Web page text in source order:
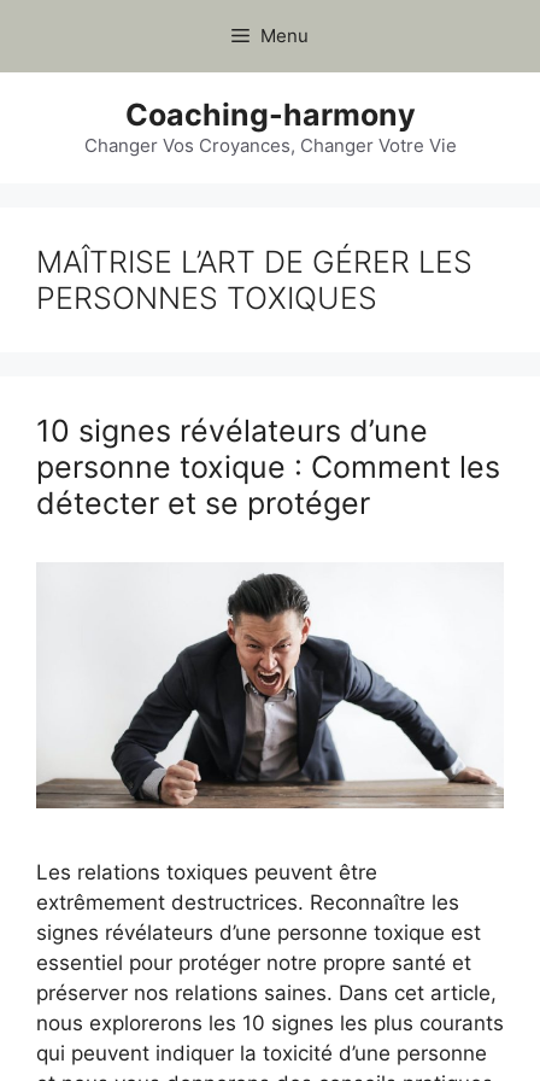
contenu
Menu
Coaching-harmony
Changer Vos Croyances, Changer Votre Vie
MAÎTRISE L’ART DE GÉRER LES
PERSONNES TOXIQUES
10 signes révélateurs d’une
personne toxique : Comment les
détecter et se protéger
Les relations toxiques peuvent être
extrêmement destructrices. Reconnaître les
signes révélateurs d’une personne toxique est
essentiel pour protéger notre propre santé et
préserver nos relations saines. Dans cet article,
nous explorerons les 10 signes les plus courants
qui peuvent indiquer la toxicité d’une personne